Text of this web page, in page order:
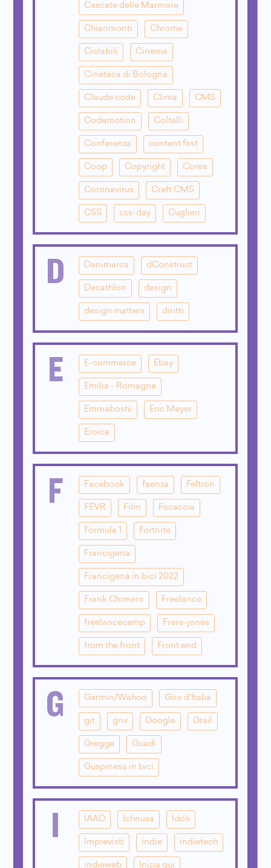
Cascate delle Marmore
Chiarimonti Chrome
Ciclabili Cinema
Cineteca di Bologna
Claude code Clima CMS
Codemotion Coltelli
Conferenza content first
Coop Copyright Corea
Coronavirus Craft CMS
CSS css-day Cuglieri
D Danimarca dConstruct
Decathlon design
design matters diritti
E E-commerce Ebay
Emilia - Romagna
Emmaboshi Eric Meyer
Eroica
F Facebook faenza Feltron
FEVR Film Focaccia
Formula 1 Fortnite
Francigena
Francigena in bici 2022
Frank Chimero Freelance
freelancecamp Frere-jones
from the front Front end
G Garmin/Wahoo Giro d'Italia
git gnv Google Grail
Gregge Guadi
Guspinesa in bici
I IAAD Ichnusa Idoli
Imprevisti indie indietech
indieweb Inizia qui